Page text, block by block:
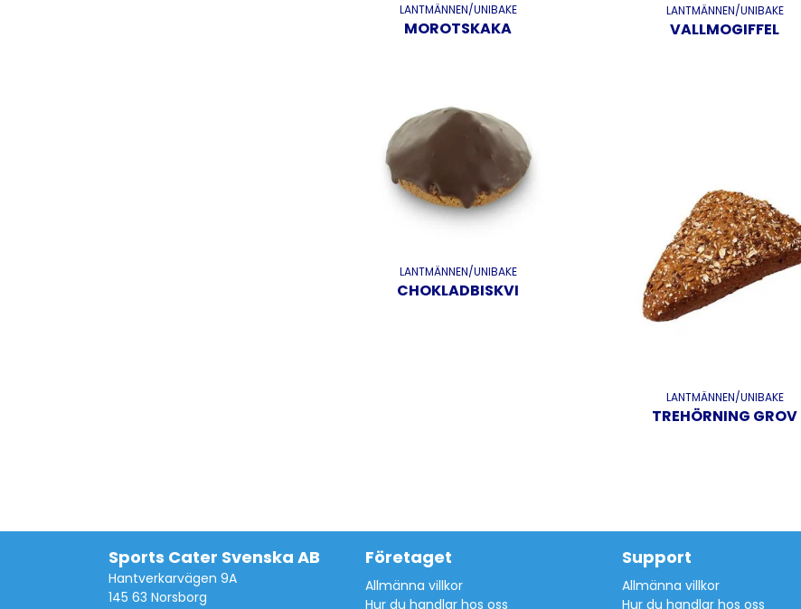
LANTMÄNNEN/UNIBAKE
MOROTSKAKA
LANTMÄNNEN/UNIBAKE
VALLMOGIFFEL
LANTMÄNNEN/UNIBAKE
CHOKLADBISKVI
LANTMÄNNEN/UNIBAKE
TREHÖRNING GROV
Sports Cater Svenska AB
Hantverkarvägen 9A
145 63 Norsborg
Företaget
Allmänna villkor
Hur du handlar hos oss
Support
Allmänna villkor
Hur du handlar hos oss